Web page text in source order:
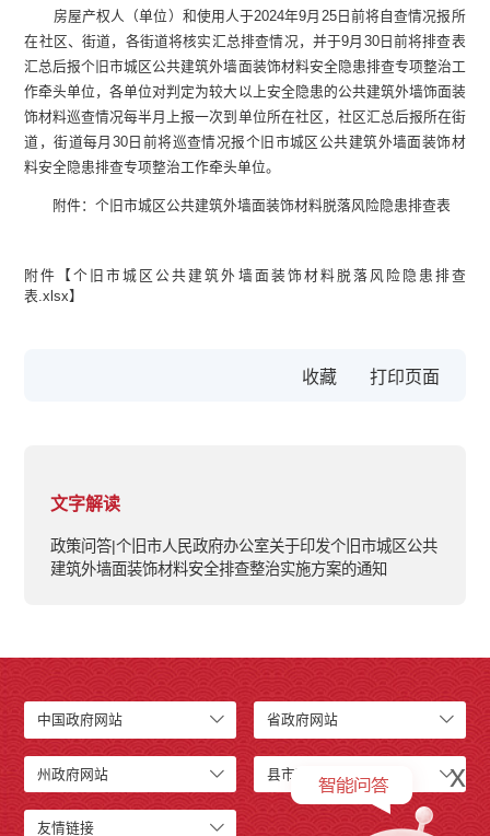
房屋产权人（单位）和使用人于2024年9月25日前将自查情况报所
在社区、街道，各街道将核实汇总排查情况，并于9月30日前将排查表
汇总后报个旧市城区公共建筑外墙面装饰材料安全隐患排查专项整治工
作牵头单位，各单位对判定为较大以上安全隐患的公共建筑外墙饰面装
饰材料巡查情况每半月上报一次到单位所在社区，社区汇总后报所在街
道，街道每月30日前将巡查情况报个旧市城区公共建筑外墙面装饰材
料安全隐患排查专项整治工作牵头单位。
附件：个旧市城区公共建筑外墙面装饰材料脱落风险隐患排查表
附件【个旧市城区公共建筑外墙面装饰材料脱落风险隐患排查
表.xlsx】
收藏
文字解读
政策问答|个旧市人民政府办公室关于印发个旧市城区公共
建筑外墙面装饰材料安全排查整治实施方案的通知
中国政府网站 省政府网站
州政府网站 县市政府网站
友情链接
x